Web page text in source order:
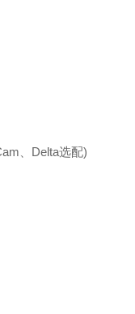
、Delta选配)